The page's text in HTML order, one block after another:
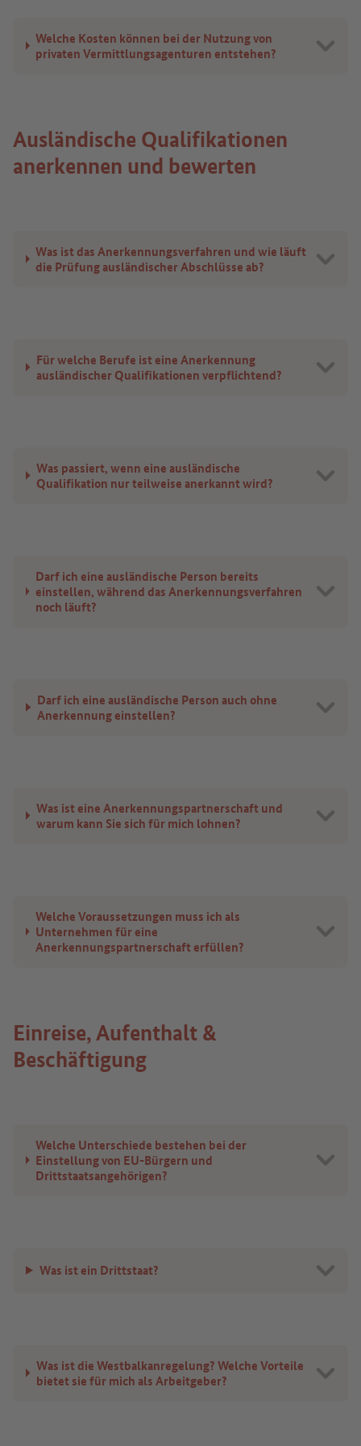
Welche Kosten können bei der Nutzung von
privaten Vermittlungsagenturen entstehen?
Ausländische Qualifikationen
anerkennen und bewerten
Was ist das Anerkennungsverfahren und wie läuft
die Prüfung ausländischer Abschlüsse ab?
Für welche Berufe ist eine Anerkennung
ausländischer Qualifikationen verpflichtend?
Was passiert, wenn eine ausländische
Qualifikation nur teilweise anerkannt wird?
Darf ich eine ausländische Person bereits
einstellen, während das Anerkennungsverfahren
noch läuft?
Darf ich eine ausländische Person auch ohne
Anerkennung einstellen?
Was ist eine Anerkennungspartnerschaft und
warum kann Sie sich für mich lohnen?
Welche Voraussetzungen muss ich als
Unternehmen für eine
Anerkennungspartnerschaft erfüllen?
Einreise, Aufenthalt &
Beschäftigung
Welche Unterschiede bestehen bei der
Einstellung von EU-Bürgern und
Drittstaatsangehörigen?
Was ist ein Drittstaat?
Was ist die Westbalkanregelung? Welche Vorteile
bietet sie für mich als Arbeitgeber?